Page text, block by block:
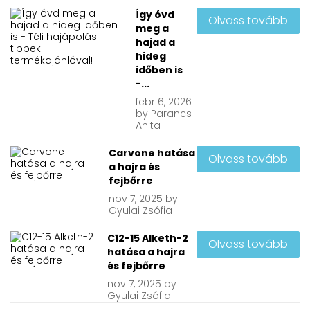
Így óvd
meg a
hajad a
hideg
időben is
-...
febr 6, 2026
by Parancs
Anita
Olvass tovább
Carvone hatása
a hajra és
fejbőrre
nov 7, 2025 by
Gyulai Zsófia
Olvass tovább
C12-15 Alketh-2
hatása a hajra
és fejbőrre
nov7, 2025 by
Gyulai Zsófia
Olvass tovább